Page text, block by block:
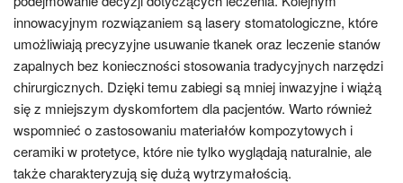
innowacyjnym rozwiązaniem są lasery stomatologiczne, które
umożliwiają precyzyjne usuwanie tkanek oraz leczenie stanów
zapalnych bez konieczności stosowania tradycyjnych narzędzi
chirurgicznych. Dzięki temu zabiegi są mniej inwazyjne i wiążą
się z mniejszym dyskomfortem dla pacjentów. Warto również
wspomnieć o zastosowaniu materiałów kompozytowych i
ceramiki w protetyce, które nie tylko wyglądają naturalnie, ale
także charakteryzują się dużą wytrzymałością.